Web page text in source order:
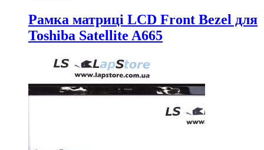
Рамка матриці LCD Front Bezel для
Toshiba Satellite A665